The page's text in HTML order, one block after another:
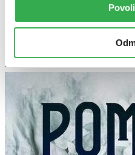
možné, že bude onedlho
ponáhľajte sa!
Ďalšie formáty